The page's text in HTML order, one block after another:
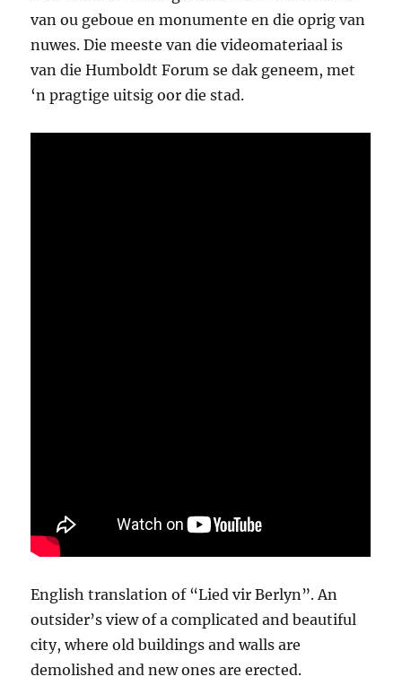
van ou geboue en monumente en die oprig van
nuwes. Die meeste van die videomateriaal is
van die Humboldt Forum se dak geneem, met
‘n pragtige uitsig oor die stad.
English translation of “Lied vir Berlyn”. An
outsider’s view of a complicated and beautiful
city, where old buildings and walls are
demolished and new ones are erected.